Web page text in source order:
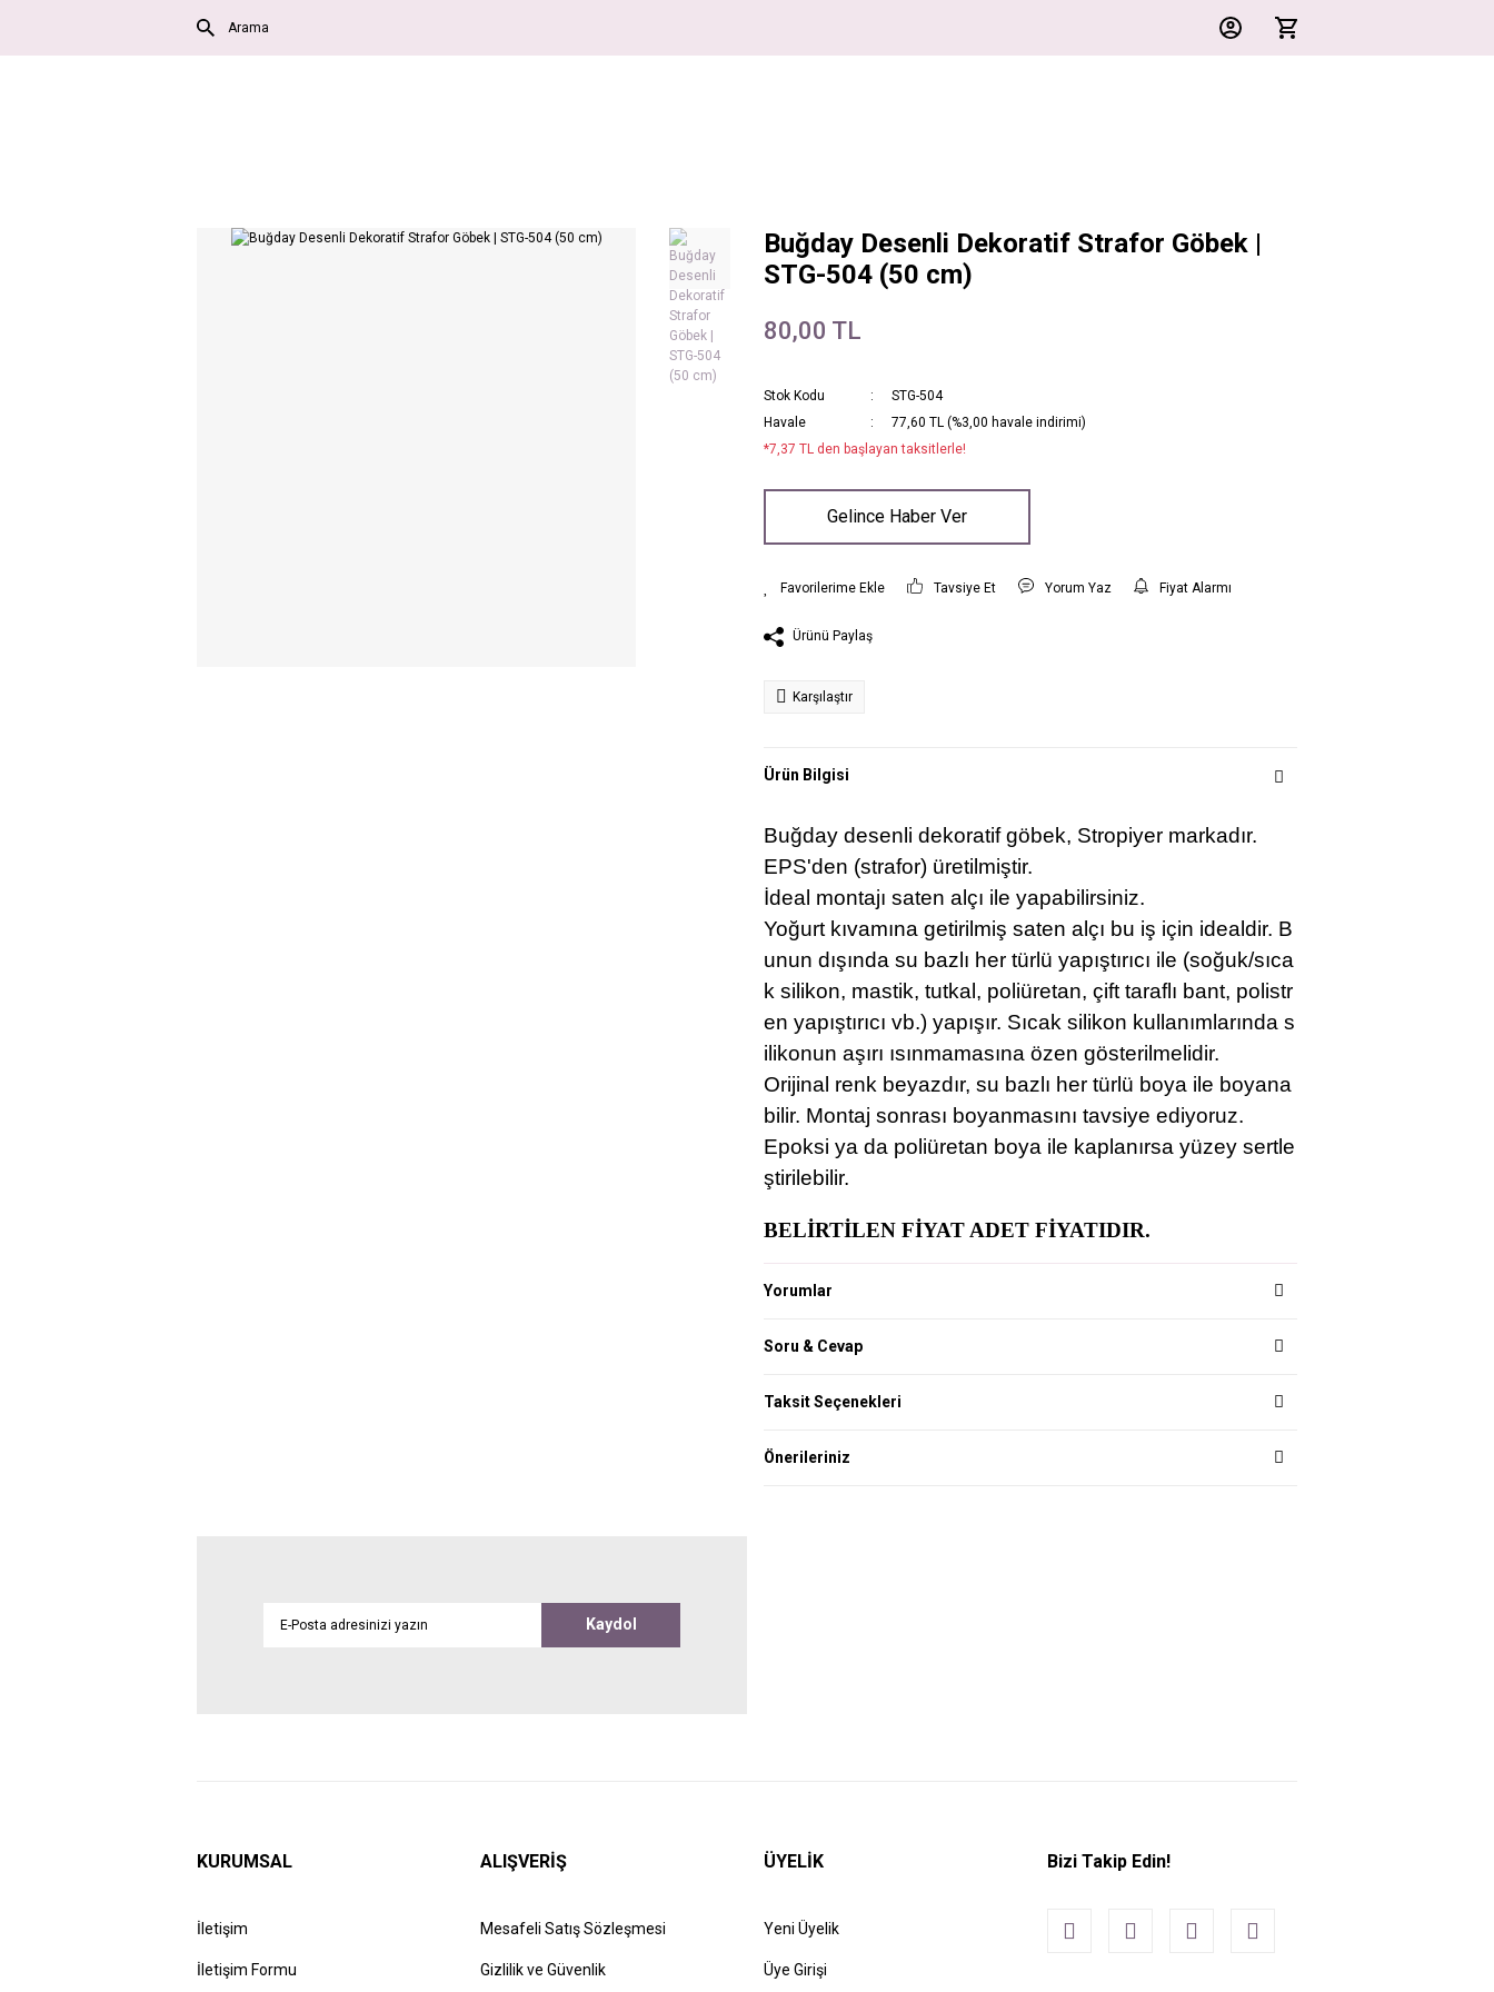
Buğday Desenli Dekoratif Strafor Göbek |
STG-504 (50 cm)
80,00 TL
Stok Kodu
STG-504
Havale
77,60 TL (%3,00 havale indirimi)
*7,37 TL den başlayan taksitlerle!
Gelince Haber Ver
Tavsiye Et Yorum Yaz Fiyat Alarmı
Ürünü Paylaş
Karşılaştır
Ürün Bilgisi
Buğday desenli dekoratif göbek, Stropiyer markadır.
EPS'den (strafor) üretilmiştir.
İdeal montajı saten alçı ile yapabilirsiniz.
Yoğurt kıvamına getirilmiş saten alçı bu iş için idealdir. B
unun dışında su bazlı her türlü yapıştırıcı ile (soğuk/sıca
k silikon, mastik, tutkal, poliüretan, çift taraflı bant, polistr
en yapıştırıcı vb.) yapışır. Sıcak silikon kullanımlarında s
ilikonun aşırı ısınmamasına özen gösterilmelidir.
Orijinal renk beyazdır, su bazlı her türlü boya ile boyana
bilir. Montaj sonrası boyanmasını tavsiye ediyoruz.
Epoksi ya da poliüretan boya ile kaplanırsa yüzey sertle
ştirilebilir.
BELİRTİLEN FİYAT ADET FİYATIDIR.
Yorumlar
Soru & Cevap
Taksit Seçenekleri
Önerileriniz
Kaydol
KURUMSAL
İletişim
İletişim Formu
ALIŞVERİŞ
Mesafeli Satış Sözleşmesi
Gizlilik ve Güvenlik
ÜYELİK
Yeni Üyelik
Üye Girişi
Bizi Takip Edin!